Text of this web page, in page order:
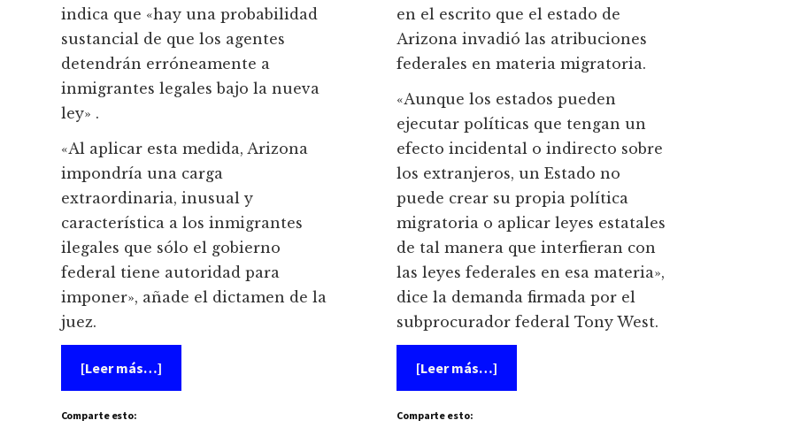
indica que «hay una probabilidad
sustancial de que los agentes
detendrán erróneamente a
inmigrantes legales bajo la nueva
ley» .
«Al aplicar esta medida, Arizona
impondría una carga
extraordinaria, inusual y
característica a los inmigrantes
ilegales que sólo el gobierno
federal tiene autoridad para
imponer», añade el dictamen de la
juez.
[Leer más…]acerca
de
Reves
Comparte esto:
en el escrito que el estado de
Arizona invadió las atribuciones
federales en materia migratoria.
«Aunque los estados pueden
ejecutar políticas que tengan un
efecto incidental o indirecto sobre
los extranjeros, un Estado no
puede crear su propia política
migratoria o aplicar leyes estatales
de tal manera que interfieran con
las leyes federales en esa materia»,
dice la demanda firmada por el
subprocurador federal Tony West.
[Leer más…]
Barack
Comparte esto: